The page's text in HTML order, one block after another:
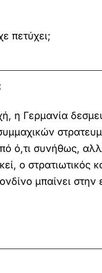
πετύχει;
η Γερμανία
ό,τι συνήθως,
ο στρατιωτικός
μπαίνει